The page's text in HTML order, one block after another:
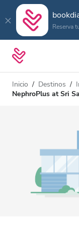
Reserva
Inicio Destinos
NephroPlus at Sri